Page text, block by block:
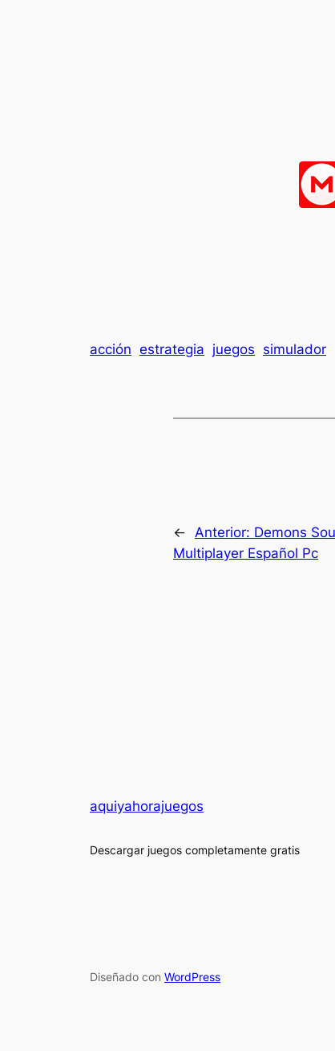
acción estrategia juegos simulador
← Anterior: Demons
Multiplayer Español Pc
aquiyahorajuegos
Descargar juegos completamente gratis
Diseñado con WordPress